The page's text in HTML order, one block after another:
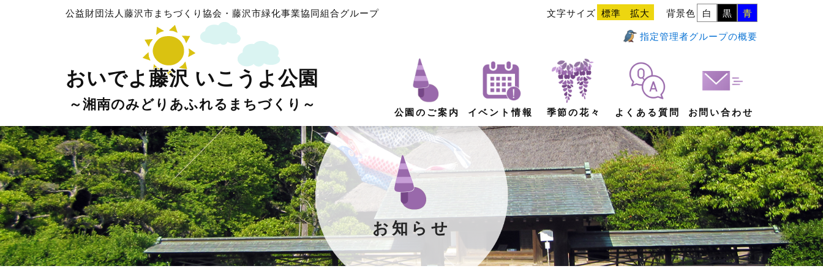
公益財団法人藤沢市まちづくり協会・藤沢市緑化事業協同組合グループ 文字サイズ 標準 拡大 背景色 白 黒
青
指定管理者グループの概要
おいでよ藤沢 いこうよ公園
～湘南のみどりあふれるまちづくり～
公園のご案内 イベント情報 季節の花々 よくある質問 お問い合わせ
お知らせ